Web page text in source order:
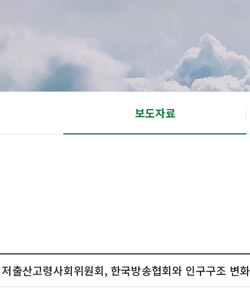
보도자료
출산고령사회위원회, 한국방송협회와 인구구조 변